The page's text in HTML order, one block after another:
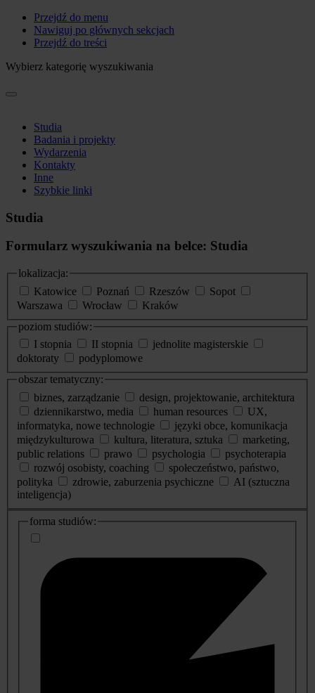
Przejdź do menu
Nawiguj po głównych sekcjach
Przejdź do treści
Wybierz kategorię wyszukiwania
Studia
Badania i projekty
Wydarzenia
Kontakty
Inne
Szybkie linki
Studia
Formularz wyszukiwania na belce: Studia
lokalizacja:
Katowice
Poznań Rzeszów
Sopot
Warszawa
Wrocław
Kraków
poziom studiów:
I stopnia
II stopnia
jednolite magisterskie
doktoraty
podyplomowe
obszar tematyczny:
biznes, zarządzanie
design, projektowanie, architektura
dziennikarstwo, media
human resources
UX,
informatyka, nowe technologie
języki obce, komunikacja
międzykulturowa
kultura, literatura, sztuka
marketing,
public relations
prawo psychologia
psychoterapia
rozwój osobisty, coaching
społeczeństwo, państwo,
polityka
zdrowie, zaburzenia psychiczne
AI (sztuczna
inteligencja)
dodatkowe
informacje
forma studiów: